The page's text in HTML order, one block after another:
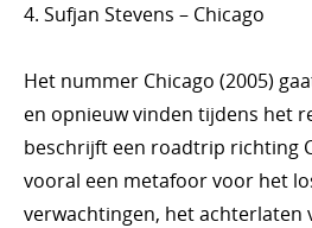
4. Sufjan Stevens – Chicago
Het nummer Chicago (2005)
en opnieuw vinden tijdens het
beschrijft een roadtrip richting
vooral een metafoor voor het
verwachtingen, het achterlaten